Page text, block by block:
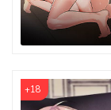
+18